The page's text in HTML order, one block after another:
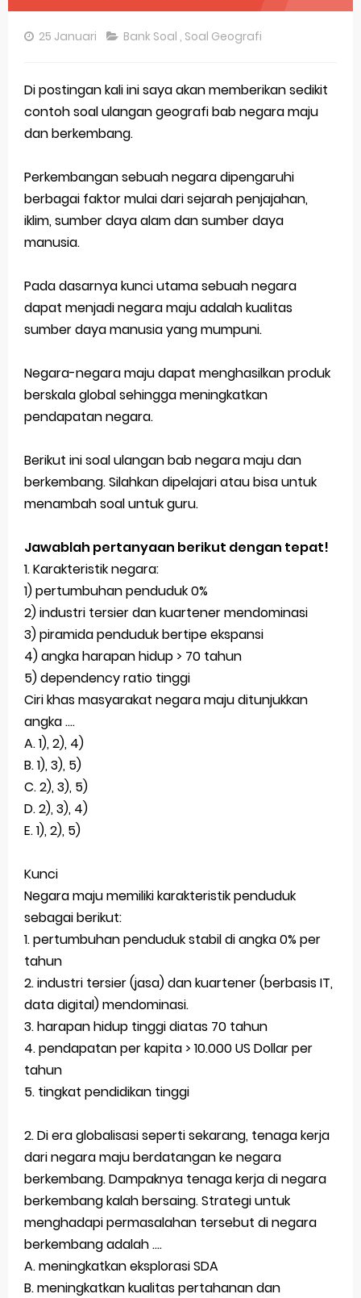
Pembahasan Soal OSN-K Geografi 2025 No 16-20
Pembahasan Soal OSN-K Geografi 2025 No 6-10
Pembahasan Soal OSN-K Geografi 2025 No 1-5
Bencana Banjir Bandang di Sumatra Salah Manusia
Gratis, Pre Test Online Calon Pejuang OSN Geografi 2026
Prediksi Soal TKA Geografi Topik Konsep Geografi + Kunci
Latihan Soal TKA Geografi 2025 Topik Analisa Informasi Geospasial
Ebook Prediksi 150 Soal TKA Geografi 2025 + Kunci Jawaban
3 Jurus Sakti Menaklukkan Soal TKA Geografi [Wajib Baca]
Menjadi Pengajar Jaman Sekarang Makin Berat
Latihan Prediksi Soal OSK Geografi 2026 Part Geografi Ekonomi
Friday, 7 August
25 Januari Bank Soal , Soal Geografi
Di postingan kali ini saya akan memberikan sedikit
contoh soal ulangan geografi bab negara maju
dan berkembang.
Perkembangan sebuah negara dipengaruhi
berbagai faktor mulai dari sejarah penjajahan,
iklim, sumber daya alam dan sumber daya
manusia.
Pada dasarnya kunci utama sebuah negara
dapat menjadi negara maju adalah kualitas
sumber daya manusia yang mumpuni.
Negara-negara maju dapat menghasilkan produk
berskala global sehingga meningkatkan
pendapatan negara.
Berikut ini soal ulangan bab negara maju dan
berkembang. Silahkan dipelajari atau bisa untuk
menambah soal untuk guru.
Jawablah pertanyaan berikut dengan tepat!
1. Karakteristik negara:
1) pertumbuhan penduduk 0%
2) industri tersier dan kuartener mendominasi
3) piramida penduduk bertipe ekspansi
4) angka harapan hidup > 70 tahun
5) dependency ratio tinggi
Ciri khas masyarakat negara maju ditunjukkan
angka ....
A. 1), 2), 4)
B. 1), 3), 5)
C. 2), 3), 5)
D. 2), 3), 4)
E. 1), 2), 5)
Kunci
Negara maju memiliki karakteristik penduduk
sebagai berikut:
1. pertumbuhan penduduk stabil di angka 0% per
tahun
2. industri tersier (jasa) dan kuartener (berbasis IT,
data digital) mendominasi.
3. harapan hidup tinggi diatas 70 tahun
4. pendapatan per kapita > 10.000 US Dollar per
tahun
5. tingkat pendidikan tinggi
2. Di era globalisasi seperti sekarang, tenaga kerja
dari negara maju berdatangan ke negara
berkembang. Dampaknya tenaga kerja di negara
berkembang kalah bersaing. Strategi untuk
menghadapi permasalahan tersebut di negara
berkembang adalah ....
A. meningkatkan eksplorasi SDA
B. meningkatkan kualitas pertahanan dan